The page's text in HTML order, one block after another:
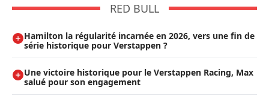
RED BULL
Hamilton la régularité incarnée en 2026, vers une fin de
série historique pour Verstappen ?
Une victoire historique pour le Verstappen Racing, Max
salué pour son engagement